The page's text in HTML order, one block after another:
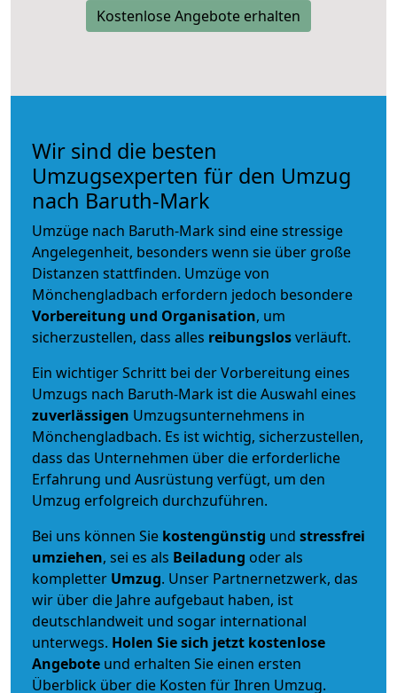
Kostenlose Angebote erhalten
Wir sind die besten
Umzugsexperten für den Umzug
nach Baruth-Mark
Umzüge nach Baruth-Mark sind eine stressige
Angelegenheit, besonders wenn sie über große
Distanzen stattfinden. Umzüge von
Mönchengladbach erfordern jedoch besondere
Vorbereitung und Organisation, um
sicherzustellen, dass alles reibungslosverläuft.
Ein wichtiger Schritt bei der Vorbereitung eines
Umzugs nach Baruth-Mark ist die Auswahl eines
zuverlässigen Umzugsunternehmens in
Mönchengladbach. Es ist wichtig, sicherzustellen,
dass das Unternehmen über die erforderliche
Erfahrung und Ausrüstung verfügt, um den
Umzug erfolgreich durchzuführen.
Bei uns können Sie kostengünstig und stressfrei
umziehen, sei es als Beiladung oder als
kompletter Umzug. Unser Partnernetzwerk, das
wir über die Jahre aufgebaut haben, ist
deutschlandweit und sogar international
unterwegs. Holen Sie sich jetzt kostenlose
Angebote und erhalten Sie einen ersten
Überblick über die Kosten für Ihren Umzug.